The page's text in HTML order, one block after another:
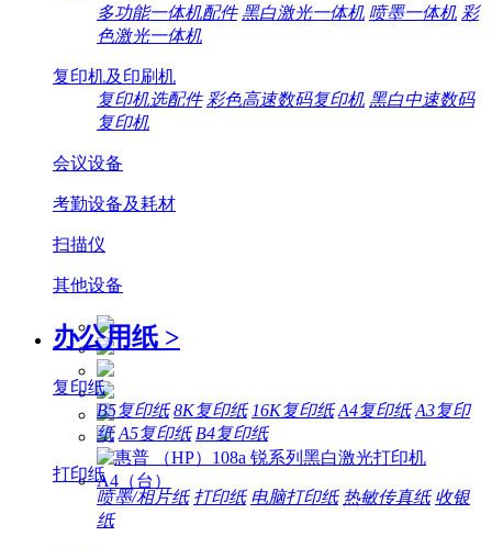
多功能一体机配件 黑白激光一体机 喷墨一体机 彩
色激光一体机
复印机及印刷机
复印机选配件 彩色高速数码复印机 黑白中速数码
复印机
会议设备
考勤设备及耗材
扫描仪
其他设备
办公用纸 >
复印纸
B5复印纸 8K复印纸 16K复印纸 A4复印纸 A3复印
纸 A5复印纸 B4复印纸
打印纸
喷墨/相片纸 打印纸 电脑打印纸 热敏传真纸 收银
纸